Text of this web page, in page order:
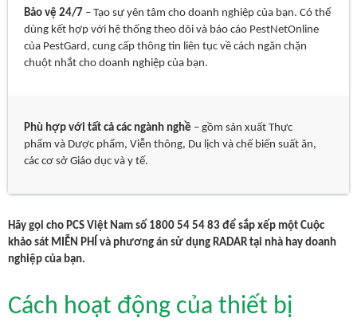
Bảo vệ 24/7 – Tạo sự yên tâm cho doanh nghiệp của bạn. Có thể
dùng kết hợp với hệ thống theo dõi và báo cáo PestNetOnline
của PestGard, cung cấp thông tin liên tục về cách ngăn chặn
chuột nhắt cho doanh nghiệp của bạn.
Phù hợp với tất cả các ngành nghề – gồm sản xuất Thực
phẩm và Dược phẩm, Viễn thông, Du lịch và chế biến suất ăn,
các cơ sở Giáo dục và y tế.
Hãy gọi cho PCS Việt Nam số 1800 54 54 83 để sắp xếp một Cuộc
khảo sát MIỄN PHÍ và phương án sử dụng RADAR tại nhà hay doanh
nghiệp của bạn.
Cách hoạt động của thiết bị